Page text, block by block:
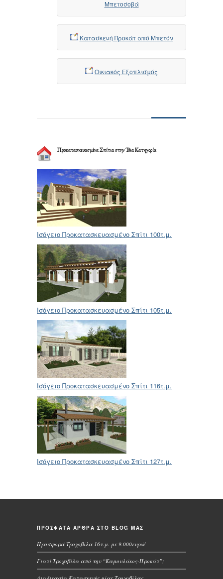
Μπετοσοβά
Κατασκευή Προκάτ από Μπετόν
Οικιακός Εξοπλισμός
Προκατασκευασμένα Σπίτια στην Ίδια Κατηγορία
Ισόγειο Προκατασκευασμένο Σπίτι 100τ.μ.
Ισόγειο Προκατασκευασμένο Σπίτι 105τ.μ.
Ισόγειο Προκατασκευασμένο Σπίτι 116τ.μ.
Ισόγειο Προκατασκευασμένο Σπίτι 127τ.μ.
ΠΡΟΣΦΑΤΑ ΑΡΘΡΑ ΣΤΟ BLOG ΜΑΣ
Προσφορά Τροχοβίλα 16τ.μ. με 9.000ευρώ!
Γιατί Τροχοβίλα από την “Καμουλάκος-Προκάτ”;